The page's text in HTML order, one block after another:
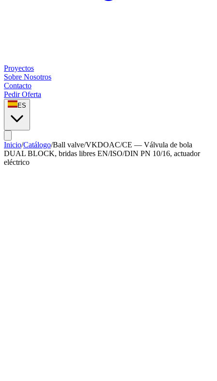
Proyectos
Sobre Nosotros
Contacto
Pedir Oferta
ES
Inicio/Catálogo/Ball valve/VKDOAC/CE — Válvula de bola
DUAL BLOCK, bridas libres EN/ISO/DIN PN 10/16, actuador
eléctrico